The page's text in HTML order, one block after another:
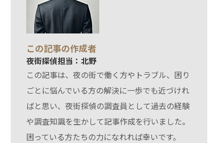
この記事の作成者
夜街探偵担当：北野
この記事は、夜の街で働く方やトラブル、困り
ごとに悩んでいる方の解決に一歩でも近づけれ
ばと思い、夜街探偵の調査員として過去の経験
や調査知識を生かして記事作成を行いました。
困っている方たちの力になれれば幸いです。